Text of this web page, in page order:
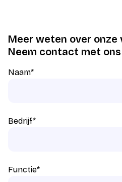
Meer weten over onze
Neem contact met ons
Naam*
Bedrijf*
Functie*